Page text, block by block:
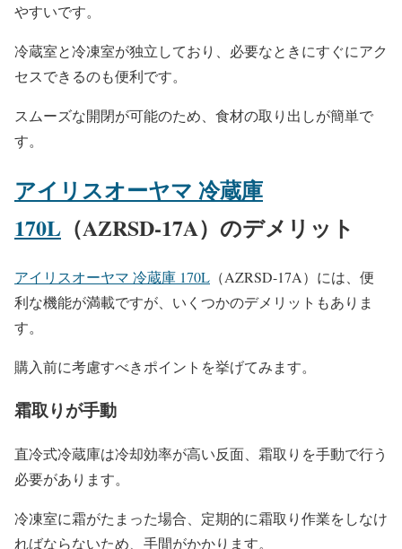
やすいです。
冷蔵室と冷凍室が独立しており、必要なときにすぐにアク
セスできるのも便利です。
スムーズな開閉が可能のため、食材の取り出しが簡単で
す。
アイリスオーヤマ 冷蔵庫
170L （AZRSD-17A）のデメリット
アイリスオーヤマ 冷蔵庫 170L （AZRSD-17A）には、便
利な機能が満載ですが、いくつかのデメリットもありま
す。
購入前に考慮すべきポイントを挙げてみます。
霜取りが手動
直冷式冷蔵庫は冷却効率が高い反面、霜取りを手動で行う
必要があります。
冷凍室に霜がたまった場合、定期的に霜取り作業をしなけ
ればならないため、手間がかかります。